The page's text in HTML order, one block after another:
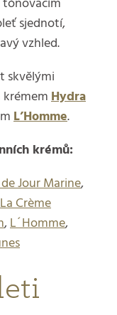
sjednotí,
vzhled.
skvělými
Hydra
L’Homme.
krémů:
Jour Marine,
La Crème
,L´Homme,